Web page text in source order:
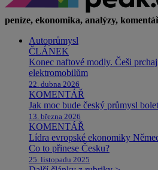
peníze, ekonomika, analýzy,
Autoprůmysl
ČLÁNEK
Konec naftové modly. Češi
elektromobilům
22. dubna 2026
KOMENTÁŘ
Jak moc bude český průmysl
13. března 2026
KOMENTÁŘ
Lídra evropské ekonomiky
Co to přinese Česku?
25. listopadu 2025